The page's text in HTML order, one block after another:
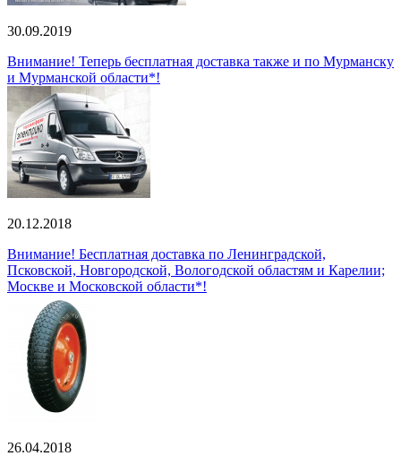
30.09.2019
Внимание! Теперь бесплатная доставка также и по Мурманску
и Мурманской области*!
20.12.2018
Внимание! Бесплатная доставка по Ленинградской,
Псковской, Новгородской, Вологодской областям и Карелии;
Москве и Московской области*!
26.04.2018